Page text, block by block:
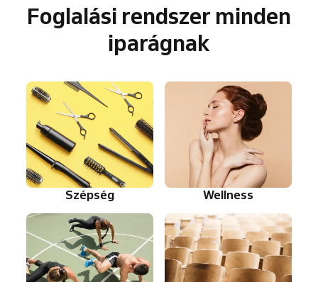
Foglalási rendszer minden
iparágnak
Szépség Wellness